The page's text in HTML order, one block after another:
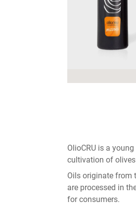
OlioCRU is a
cultivation of
Oils originate from
are processed in
for consumers.